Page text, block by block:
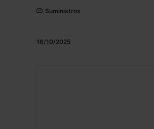
Suministros
16/10/2025